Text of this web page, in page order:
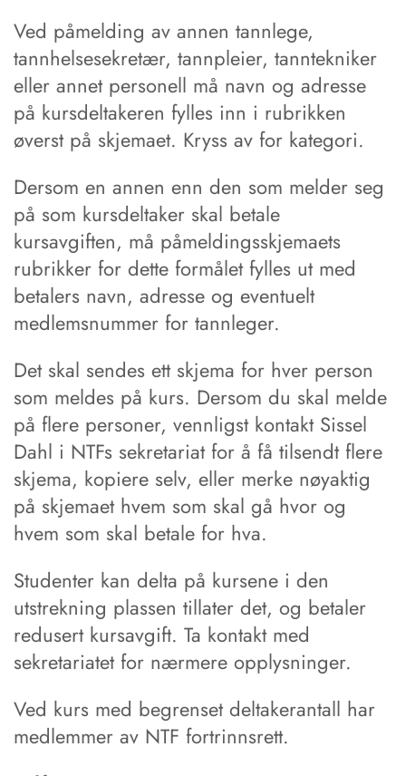
Ved påmelding av annen tannlege,
tannhelsesekretær, tannpleier, tanntekniker
eller annet personell må navn og adresse
på kursdeltakeren fylles inn i rubrikken
øverst på skjemaet. Kryss av for kategori.
Dersom en annen enn den som melder seg
på som kursdeltaker skal betale
kursavgiften, må påmeldingsskjemaets
rubrikker for dette formålet fylles ut med
betalers navn, adresse og eventuelt
medlemsnummer for tannleger.
Det skal sendes ett skjema for hver person
som meldes på kurs. Dersom du skal melde
på flere personer, vennligst kontakt Sissel
Dahl i NTFs sekretariat for å få tilsendt flere
skjema, kopiere selv, eller merke nøyaktig
på skjemaet hvem som skal gå hvor og
hvem som skal betale for hva.
Studenter kan delta på kursene i den
utstrekning plassen tillater det, og betaler
redusert kursavgift. Ta kontakt med
sekretariatet for nærmere opplysninger.
Ved kurs med begrenset deltakerantall har
medlemmer av NTF fortrinnsrett.